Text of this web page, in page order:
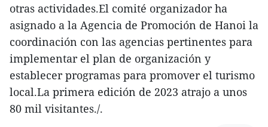
otras actividades.El comité organizador ha
asignado a la Agencia de Promoción de Hanoi la
coordinación con las agencias pertinentes para
implementar el plan de organización y
establecer programas para promover el turismo
local.La primera edición de 2023 atrajo a unos
80 mil visitantes./.